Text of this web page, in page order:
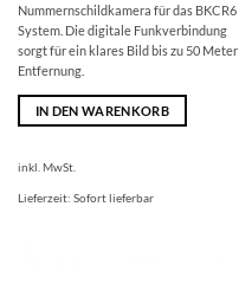
Nummernschildkamera für das BKCR6
System. Die digitale Funkverbindung
sorgt für ein klares Bild bis zu 50 Meter
Entfernung.
IN DEN WARENKORB
inkl. MwSt.
Lieferzeit: Sofort lieferbar